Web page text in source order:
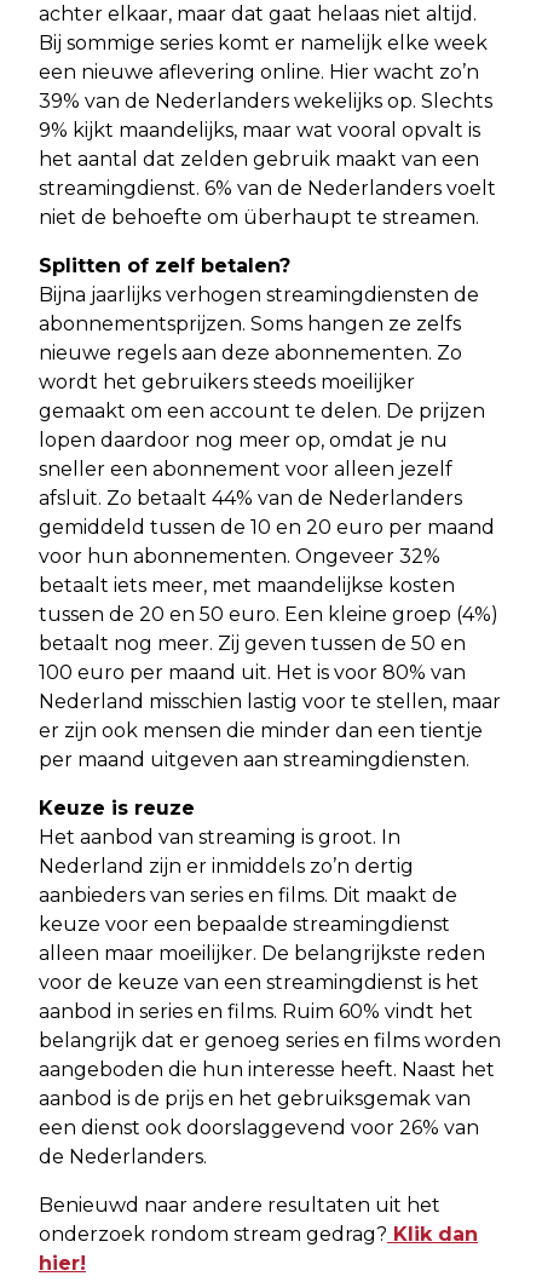
achter elkaar, maar dat gaat helaas niet altijd.
Bij sommige series komt er namelijk elke week
een nieuwe aflevering online. Hier wacht zo’n
39% van de Nederlanders wekelijks op. Slechts
9% kijkt maandelijks, maar wat vooral opvalt is
het aantal dat zelden gebruik maakt van een
streamingdienst. 6% van de Nederlanders voelt
niet de behoefte om überhaupt te streamen.
Splitten of zelf betalen?
Bijna jaarlijks verhogen streamingdiensten de
abonnementsprijzen. Soms hangen ze zelfs
nieuwe regels aan deze abonnementen. Zo
wordt het gebruikers steeds moeilijker
gemaakt om een account te delen. De prijzen
lopen daardoor nog meer op, omdat je nu
sneller een abonnement voor alleen jezelf
afsluit. Zo betaalt 44% van de Nederlanders
gemiddeld tussen de 10 en 20 euro per maand
voor hun abonnementen. Ongeveer 32%
betaalt iets meer, met maandelijkse kosten
tussen de 20 en 50 euro. Een kleine groep (4%)
betaalt nog meer. Zij geven tussen de 50 en
100 euro per maand uit. Het is voor 80% van
Nederland misschien lastig voor te stellen, maar
er zijn ook mensen die minder dan een tientje
per maand uitgeven aan streamingdiensten.
Keuze is reuze
Het aanbod van streaming is groot. In
Nederland zijn er inmiddels zo’n dertig
aanbieders van series en films. Dit maakt de
keuze voor een bepaalde streamingdienst
alleen maar moeilijker. De belangrijkste reden
voor de keuze van een streamingdienst is het
aanbod in series en films. Ruim 60% vindt het
belangrijk dat er genoeg series en films worden
aangeboden die hun interesse heeft. Naast het
aanbod is de prijs en het gebruiksgemak van
een dienst ook doorslaggevend voor 26% van
de Nederlanders.
Benieuwd naar andere resultaten uit het
onderzoek rondom stream gedrag? Klik dan
hier!